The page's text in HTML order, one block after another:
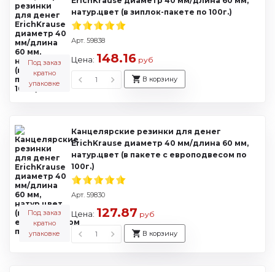
натур.цвет (в зиплок-пакете по 100г.)
Арт. 59838
Под заказ
кратно
упаковке
Цена: 148.16 руб
В корзину
Канцелярские резинки для денег
ErichKrause диаметр 40 мм/длина 60 мм,
натур.цвет (в пакете с европодвесом по
100г.)
Арт. 59830
Под заказ
кратно
упаковке
Цена: 127.87 руб
В корзину